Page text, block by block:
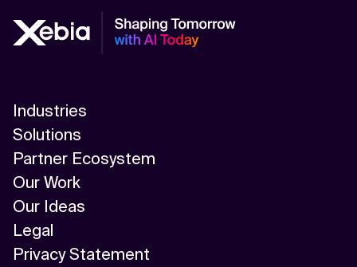
Industries
Solutions
Partner Ecosystem
Our Work
Our Ideas
Legal
Privacy Statement